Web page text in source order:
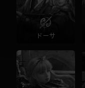
ドーサ